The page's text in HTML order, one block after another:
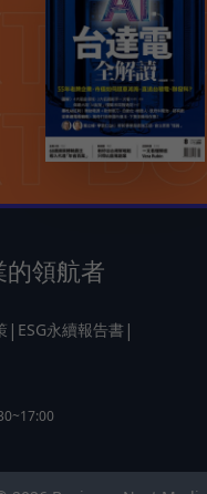
的領航者
| ESG永續報告書 |